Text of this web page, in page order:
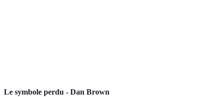
Le symbole perdu - Dan Brown